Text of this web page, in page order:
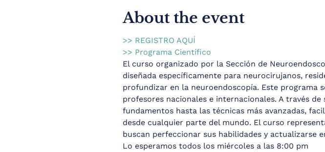
About the event
>> REGISTRO AQUÍ
>> Programa Científico
El curso organizado por la Sección de
diseñada específicamente para neurocirujanos,
profundizar en la neuroendoscopía. Este programa
profesores nacionales e internacionales. A través
fundamentos hasta las técnicas más avanzadas,
desde cualquier parte del mundo. El curso
buscan perfeccionar sus habilidades y actualizarse
Lo esperamos todos los miércoles a las 8:00 pm